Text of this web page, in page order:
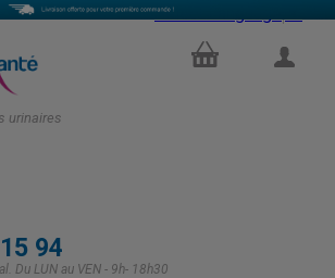
urinaires
Select Language
PANIER
94
Du LUN au VEN - 9h- 18h30